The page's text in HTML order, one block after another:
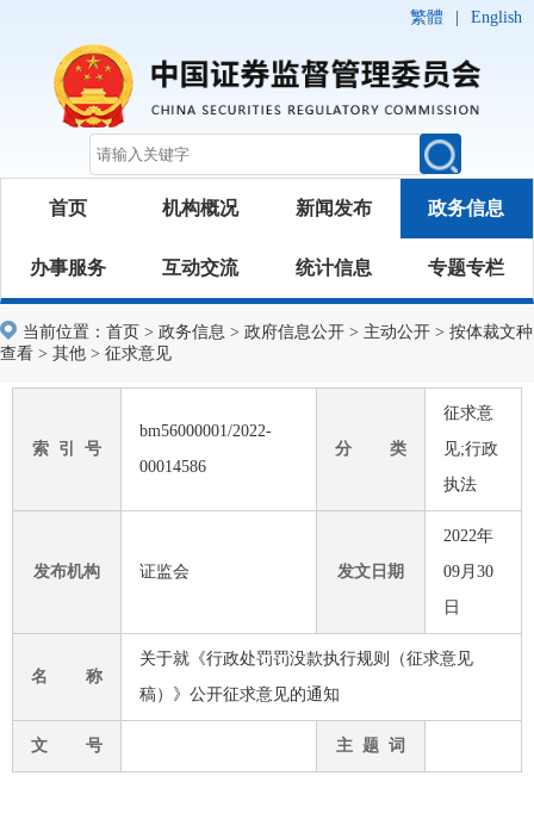
繁體 English
首页 机构概况 新闻发布 政务信息
办事服务 互动交流 统计信息 专题专栏
当前位置： 首页 > 政务信息 > 政府信息公开 > 主动公开 > 按体裁文种
查看 > 其他 > 征求意见
索 引 号
bm56000001/2022-
00014586
分 类
征求意
见;行政
执法
发布机构 证监会 发文日期
2022年
09月30
日
名 称
关于就《行政处罚罚没款执行规则（征求意见
稿）》公开征求意见的通知
文 号 主 题 词